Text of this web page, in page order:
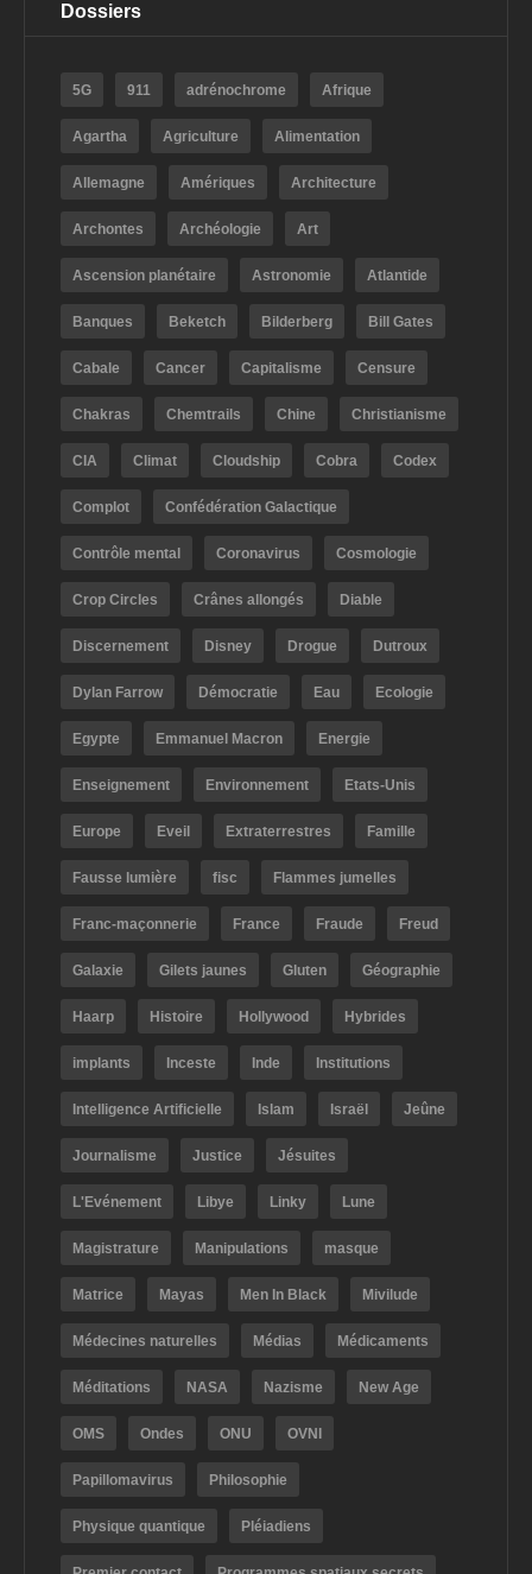
Dossiers
5G 911 adrénochrome Afrique
Agartha Agriculture Alimentation
Allemagne Amériques Architecture
Archontes Archéologie Art
Ascension planétaire Astronomie Atlantide
Banques Beketch Bilderberg Bill Gates
Cabale Cancer Capitalisme Censure
Chakras Chemtrails Chine Christianisme
CIA Climat Cloudship Cobra Codex
Complot Confédération Galactique
Contrôle mental Coronavirus Cosmologie
Crop Circles Crânes allongés Diable
Discernement Disney Drogue Dutroux
Dylan Farrow Démocratie Eau Ecologie
Egypte Emmanuel Macron Energie
Enseignement Environnement Etats-Unis
Europe Eveil Extraterrestres Famille
Fausse lumière fisc Flammes jumelles
Franc-maçonnerie France Fraude Freud
Galaxie Gilets jaunes Gluten Géographie
Haarp Histoire Hollywood Hybrides
implants Inceste Inde Institutions
Intelligence Artificielle Islam Israël Jeûne
Journalisme Justice Jésuites
L'Evénement Libye Linky Lune
Magistrature Manipulations masque
Matrice Mayas Men In Black Mivilude
Médecines naturelles Médias Médicaments
Méditations NASA Nazisme New Age
OMS Ondes ONU OVNI
Papillomavirus Philosophie
Physique quantique Pléiadiens